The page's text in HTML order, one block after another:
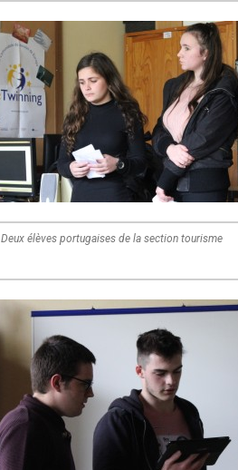
Deux élèves portugaises de la section tourisme